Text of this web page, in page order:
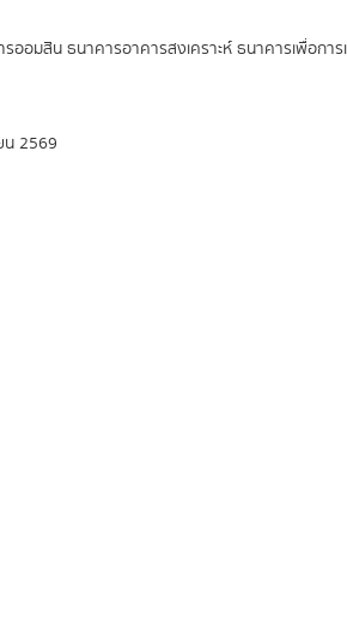
ออมสิน ธนาคารอาคารสงเคราะห์ ธนาคารเพื่อกา
2569